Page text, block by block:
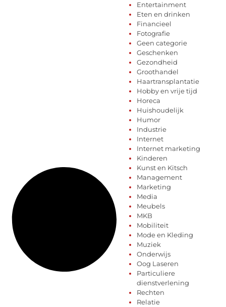
Entertainment
Eten en drinken
Financieel
Fotografie
Geen categorie
Geschenken
Gezondheid
Groothandel
Haartransplantatie
Hobby en vrije tijd
Horeca
Huishoudelijk
Humor
Industrie
Internet
Internet marketing
Kinderen
Kunst en Kitsch
Management
Marketing
Media
Meubels
MKB
Mobiliteit
Mode en Kleding
Muziek
Onderwijs
Oog Laseren
Particuliere
dienstverlening
Rechten
Relatie